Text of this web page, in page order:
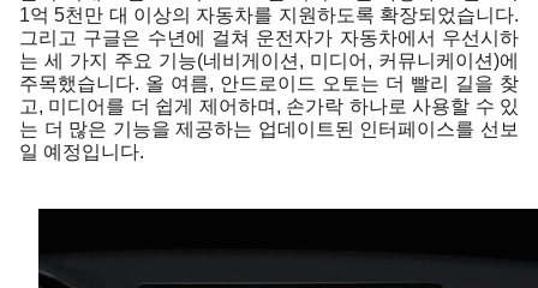
1억 5천만 대 이상의 자동차를 지원하도록 확장되었습니다.
그리고 구글은 수년에 걸쳐 운전자가 자동차에서 우선시하
는 세 가지 주요 기능(네비게이션, 미디어, 커뮤니케이션)에
주목했습니다. 올 여름, 안드로이드 오토는 더 빨리 길을 찾
고, 미디어를 더 쉽게 제어하며, 손가락 하나로 사용할 수 있
는 더 많은 기능을 제공하는 업데이트된 인터페이스를 선보
일 예정입니다.